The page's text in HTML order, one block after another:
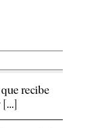
recibe